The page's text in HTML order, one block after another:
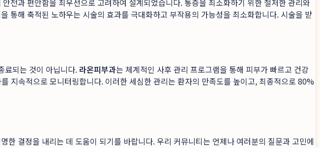
전과 편안함을 최우선으로 고려하여 설계되었습니다. 통증을 최소화하기 위한 철저한 관리와
통해 축적된 노하우는 시술의 효과를 극대화하고 부작용의 가능성을 최소화합니다. 시술을 받
료되는 것이 아닙니다. 라온피부과는 체계적인 사후 관리 프로그램을 통해 피부가 빠르고 건강
지속적으로 모니터링합니다. 이러한 세심한 관리는 환자의 만족도를 높이고, 최종적으로 80%
결정을 내리는 데 도움이 되기를 바랍니다. 우리 커뮤니티는 언제나 여러분의 질문과 고민에